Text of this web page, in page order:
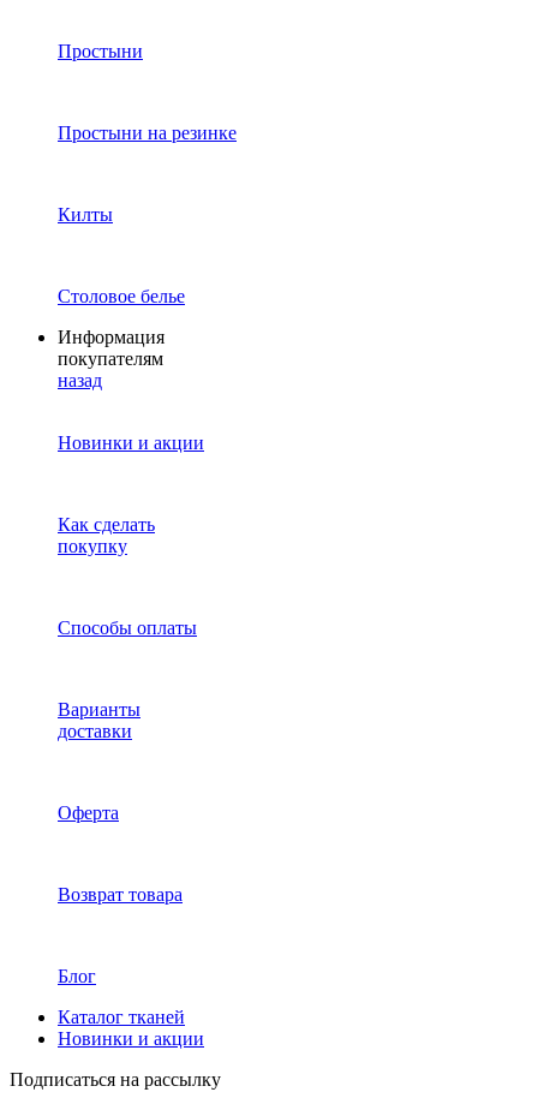
Простыни
Простыни на резинке
Килты
Столовое белье
Информация
покупателям
назад
Новинки и акции
Как сделать
покупку
Способы оплаты
Варианты
доставки
Оферта
Возврат товара
Блог
Каталог тканей
Новинки и акции
Подписаться на рассылку